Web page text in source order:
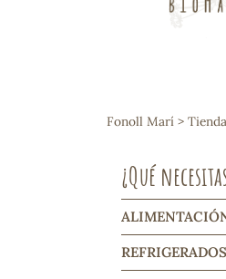
Arroces
Frutos
Galletas
Vinos y
Harinas
Pasta
Fonoll Marí > Tienda
¿Qué